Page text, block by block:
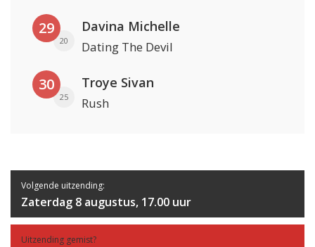
29
20
Davina Michelle
Dating The Devil
30
25
Troye Sivan
Rush
Volgende uitzending:
Zaterdag 8 augustus, 17.00 uur
Uitzending gemist?